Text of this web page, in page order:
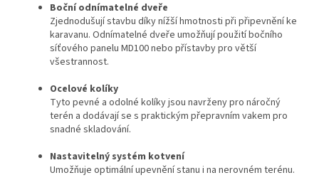
Boční odnímatelné dveře
Zjednodušují stavbu díky nížší hmotnosti při připevnění ke
karavanu. Odnímatelné dveře umožňují použití bočního
síťového panelu MD100 nebo přístavby pro větší
všestrannost.
Ocelové kolíky
Tyto pevné a odolné kolíky jsou navrženy pro náročný
terén a dodávají se s praktickým přepravním vakem pro
snadné skladování.
Nastavitelný systém kotvení
Umožňuje optimální upevnění stanu i na nerovném terénu.